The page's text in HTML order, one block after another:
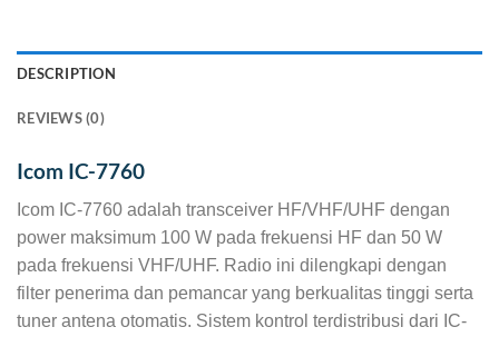
DESCRIPTION
REVIEWS (0)
Icom IC-7760
Icom IC-7760 adalah transceiver HF/VHF/UHF dengan
power maksimum 100 W pada frekuensi HF dan 50 W
pada frekuensi VHF/UHF. Radio ini dilengkapi dengan
filter penerima dan pemancar yang berkualitas tinggi serta
tuner antena otomatis. Sistem kontrol terdistribusi dari IC-